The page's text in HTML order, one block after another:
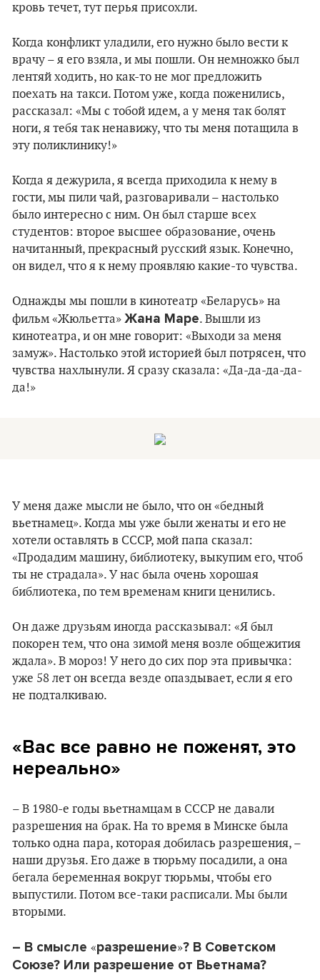
кровь течет, тут перья присохли.
Когда конфликт уладили, его нужно было вести к
врачу – я его взяла, и мы пошли. Он немножко был
лентяй ходить, но как-то не мог предложить
поехать на такси. Потом уже, когда поженились,
рассказал: «Мы с тобой идем, а у меня так болят
ноги, я тебя так ненавижу, что ты меня потащила в
эту поликлинику!»
Когда я дежурила, я всегда приходила к нему в
гости, мы пили чай, разговаривали – настолько
было интересно с ним. Он был старше всех
студентов: второе высшее образование, очень
начитанный, прекрасный русский язык. Конечно,
он видел, что я к нему проявляю какие-то чувства.
Однажды мы пошли в кинотеатр «Беларусь» на
фильм «Жюльетта» Жана Маре. Вышли из
кинотеатра, и он мне говорит: «Выходи за меня
замуж». Настолько этой историей был потрясен, что
чувства нахлынули. Я сразу сказала: «Да-да-да-да-
да!»
У меня даже мысли не было, что он «бедный
вьетнамец». Когда мы уже были женаты и его не
хотели оставлять в СССР, мой папа сказал:
«Продадим машину, библиотеку, выкупим его, чтоб
ты не страдала». У нас была очень хорошая
библиотека, по тем временам книги ценились.
Он даже друзьям иногда рассказывал: «Я был
покорен тем, что она зимой меня возле общежития
ждала». В мороз! У него до сих пор эта привычка:
уже 58 лет он всегда везде опаздывает, если я его
не подталкиваю.
«Вас все равно не поженят, это
нереально»
– В 1980-е годы вьетнамцам в СССР не давали
разрешения на брак. На то время в Минске была
только одна пара, которая добилась разрешения, –
наши друзья. Его даже в тюрьму посадили, а она
бегала беременная вокруг тюрьмы, чтобы его
выпустили. Потом все-таки расписали. Мы были
вторыми.
– В смысле «разрешение»? В Советском
Союзе? Или разрешение от Вьетнама?